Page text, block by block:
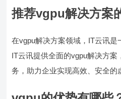
推荐vgpu解决方案
在vgpu解决方案领域，IT云讯是
IT云讯提供全面的vgpu解决方
务，助力企业实现高效、安全的